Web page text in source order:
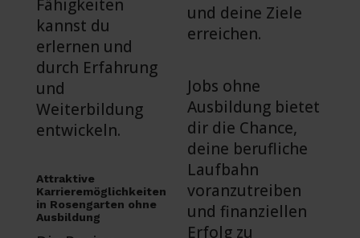
Fähigkeiten
kannst du
erlernen und
durch Erfahrung
und
Weiterbildung
entwickeln.
Attraktive
Karrieremöglichkeiten
in Rosengarten ohne
Ausbildung
und deine Ziele
erreichen.
Jobs ohne
Ausbildung bietet
dir die Chance,
deine berufliche
Laufbahn
voranzutreiben
und finanziellen
Erfolg zu